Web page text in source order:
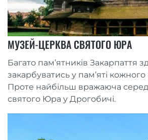
МУЗЕЙ-ЦЕРКВА СВЯТОГО ЮРА
Багато пам’ятників Закарпаття
закарбуватись у пам’яті
Проте найбільш вражаюча
святого Юра у Дрогобичі.